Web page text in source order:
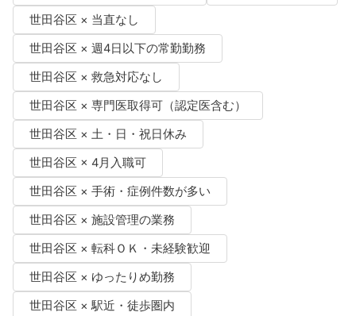
世田谷区 × 当直なし
世田谷区 × 週4日以下の常勤勤務
世田谷区 × 救急対応なし
世田谷区 × 専門医取得可（認定医含む）
世田谷区 × 土・日・祝日休み
世田谷区 × 4月入職可
世田谷区 × 手術・症例件数が多い
世田谷区 × 施設管理の業務
世田谷区 × 転科ＯＫ・未経験歓迎
世田谷区 × ゆったりめ勤務
世田谷区 × 駅近・徒歩圏内